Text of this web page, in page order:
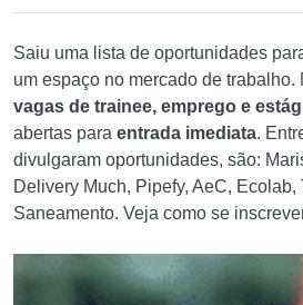
Saiu uma lista de oportunidades
um espaço no mercado de trabalho.
vagas de trainee, emprego e
abertas para entrada imediata.
divulgaram oportunidades, são:
Delivery Much, Pipefy, AeC, Ecolab,
Saneamento. Veja como se